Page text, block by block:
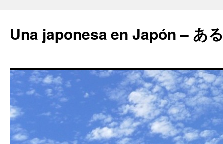
Una japonesa en Japón – あ